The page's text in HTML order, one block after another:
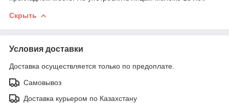
Скрыть
Условия доставки
Доставка осуществляется только по предоплате.
Самовывоз
Доставка курьером по Казахстану